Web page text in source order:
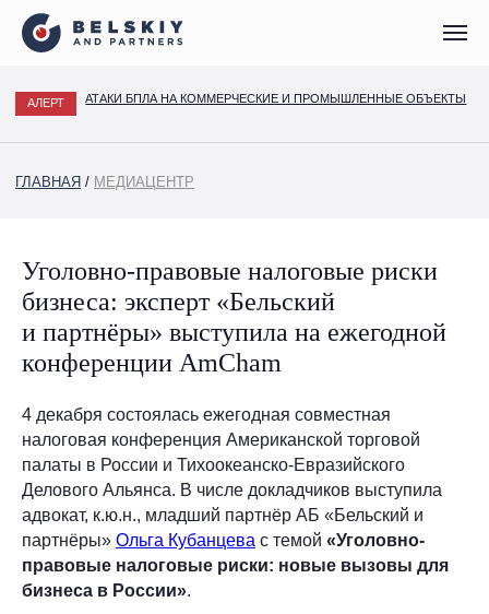
Уголовно-правовые налоговые риски
бизнеса: эксперт «Бельский
и партнёры» выступила на ежегодной
конференции AmCham
4 декабря состоялась ежегодная совместная
налоговая конференция Американской торговой
палаты в России и Тихоокеанско-Евразийского
Делового Альянса. В числе докладчиков выступила
адвокат, к.ю.н., младший партнёр АБ «Бельский и
партнёры» Ольга Кубанцева с темой «Уголовно-
правовые налоговые риски: новые вызовы для
бизнеса в России».